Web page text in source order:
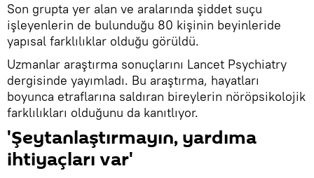
Son grupta yer alan ve aralarında şiddet suçu
işleyenlerin de bulunduğu 80 kişinin beyinleride
yapısal farklılıklar olduğu görüldü.
Uzmanlar araştırma sonuçlarını Lancet Psychiatry
dergisinde yayımladı. Bu araştırma, hayatları
boyunca etraflarına saldıran bireylerin nöröpsikolojik
farklılıkları olduğunu da kanıtlıyor.
'Şeytanlaştırmayın, yardıma
ihtiyaçları var'